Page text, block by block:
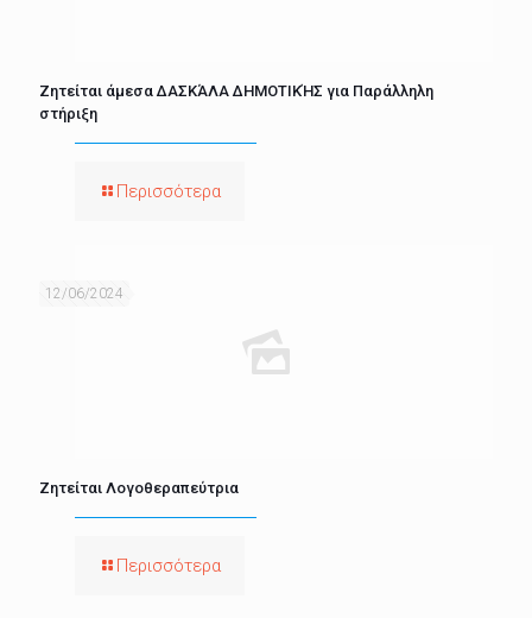
Ζητείται άμεσα ΔΑΣΚΆΛΑ ΔΗΜΟΤΙΚΉΣ για Παράλληλη
στήριξη
Περισσότερα
12/06/2024
Ζητείται Λογοθεραπεύτρια
Περισσότερα